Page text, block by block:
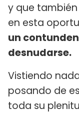
y que
en esta
un
desnudarse.
Vistiendo
posando de
toda su